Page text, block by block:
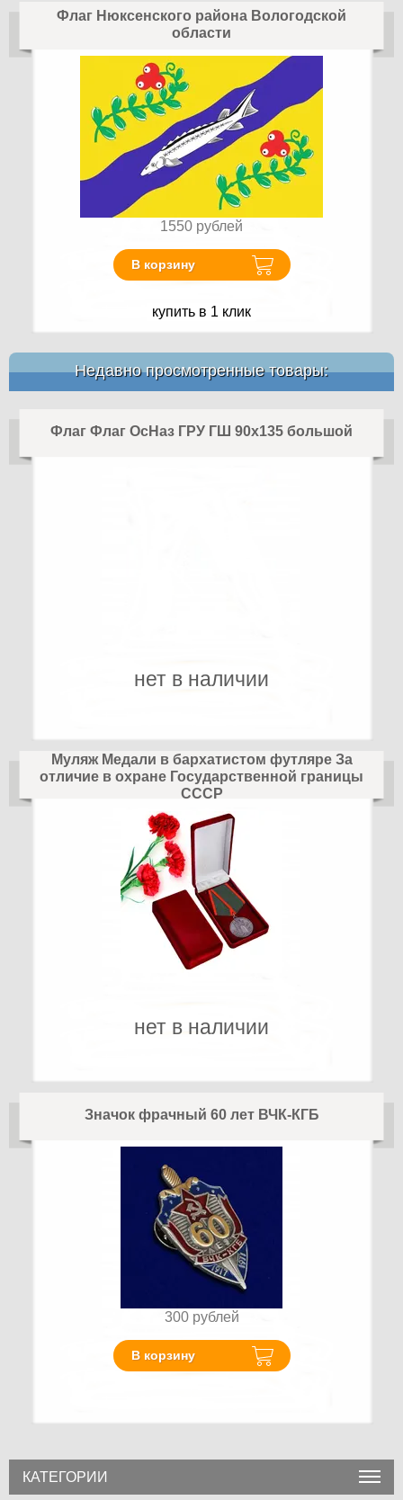
Флаг Нюксенского района Вологодской
области
1550 рублей
В корзину
купить в 1 клик
Недавно просмотренные товары:
Флаг Флаг ОсНаз ГРУ ГШ 90х135 большой
нет в наличии
Муляж Медали в бархатистом футляре За
отличие в охране Государственной границы
СССР
нет в наличии
Значок фрачный 60 лет ВЧК-КГБ
300 рублей
В корзину
КАТЕГОРИИ